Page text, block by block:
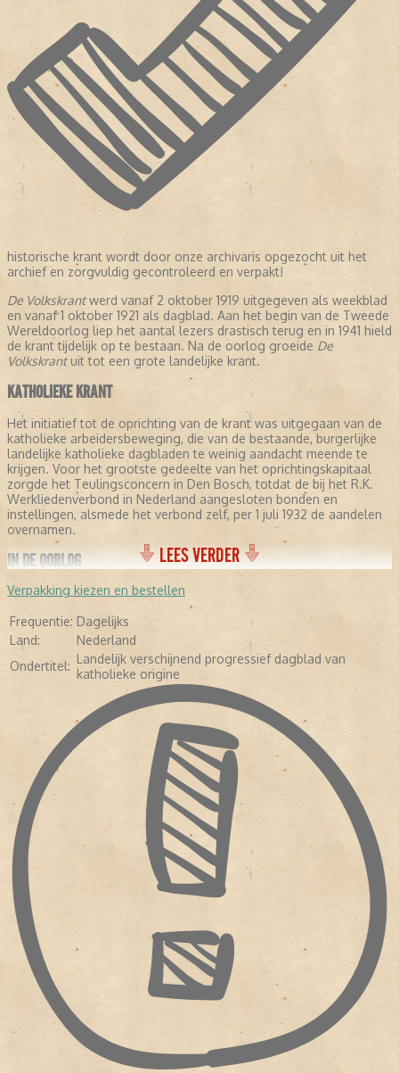
historische krant wordt door onze archivaris opgezocht uit het
archief en zorgvuldig gecontroleerd en verpakt!
De Volkskrantwerd vanaf 2 oktober 1919 uitgegeven als weekblad
en vanaf 1 oktober 1921 als dagblad. Aan het begin van de Tweede
Wereldoorlog liep het aantal lezers drastisch terug en in 1941 hield
de krant tijdelijk op te bestaan. Na de oorlog groeide De
Volkskrantuit tot een grote landelijke krant.
KATHOLIEKE KRANT
Het initiatief tot de oprichting van de krant was uitgegaan van de
katholieke arbeidersbeweging, die van de bestaande, burgerlijke
landelijke katholieke dagbladen te weinig aandacht meende te
krijgen. Voor het grootste gedeelte van het oprichtingskapitaal
zorgde het Teulingsconcern in Den Bosch, totdat de bij het R.K.
Werkliedenverbond in Nederland aangesloten bonden en
instellingen, alsmede het verbond zelf, per 1 juli 1932 de aandelen
overnamen.
IN DE OORLOG
Met ingang van 1935 werdDe Volkskrant
4 oktober 1941 verscheen het voorlopig laatste nummer, nadat het
dagblad in de maanden daarvoor in NSB-handen was geraakt. Op
8 mei 1945 kwamDe Volkskrant
in Amsterdam als ochtendblad in
plaats van avondblad terug. J.M. Lücker werd algemeen
hoofdredacteur, terwijl de KVP-leider C.P.M. Romme staatkundig
hoofdredacteur werd (tot 31 dec. 1952). Op 25 september 1965
schrapte de krant de ondertitel ‘Katholiek dagblad voor Nederland’
De Volkskrant
slaagde er vervolgens in een nieuw –
ook niet-katholiek – lezerspubliek aan te spreken, vooral in
intellectuele progressieve kringen. De oplage is inmiddels
gegroeid tot ruim 350. 000 exemplaren per dag.
LEES VERDER
Verpakking kiezen en bestellen
Frequentie: Dagelijks
Land:
Nederland
Ondertitel: Landelijk verschijnend progressief dagblad van
katholieke origine